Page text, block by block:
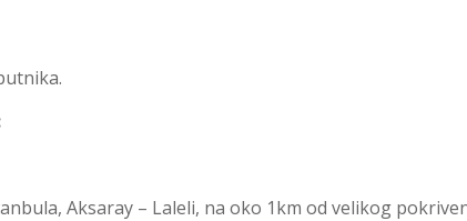
Aksaray – Laleli, na oko 1km od velikog